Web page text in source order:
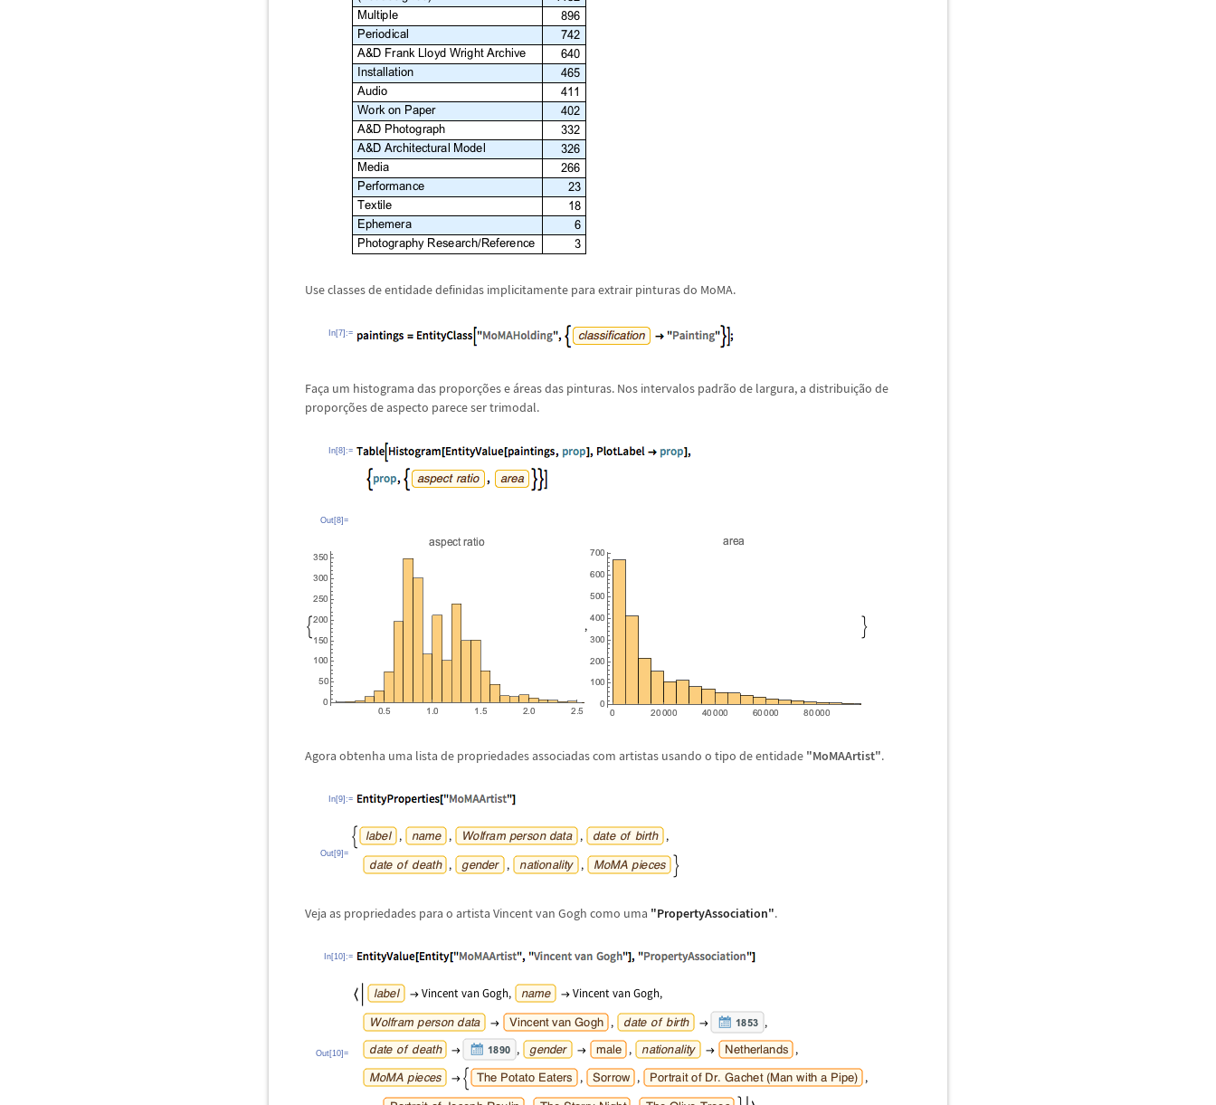
Use classes de entidade definidas implicitamente para extrair pinturas do MoMA.
In[7]:=
Faça um histograma das proporções eáreas das pinturas. Nos intervalos padrão de largura, a distribuição de
proporções de aspecto parece ser trimodal.
In[8]:=
Out[8]=
Agora obtenha uma lista de propriedades associadas com artistas usando o tipo de entidade "MoMAArtist".
In[9]:=
Out[9]=
Veja as propriedades para o artista Vincent van Gogh como uma "PropertyAssociation".
In[10]:=
Out[10]=